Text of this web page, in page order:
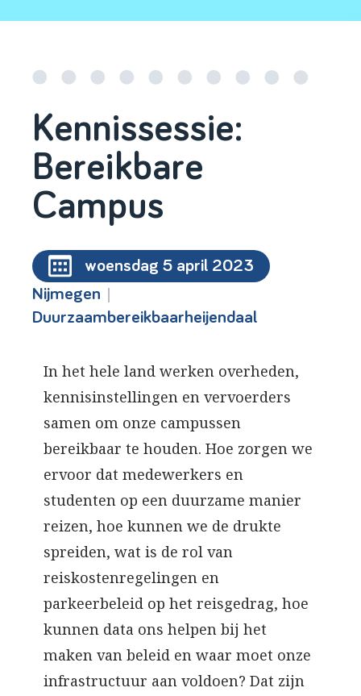
Kennissessie:
Bereikbare
Campus
woensdag 5 april 2023
Nijmegen |
Duurzaambereikbaarheijendaal
In het hele land werken overheden,
kennisinstellingen en vervoerders
samen om onze campussen
bereikbaar te houden. Hoe zorgen we
ervoor dat medewerkers en
studenten op een duurzame manier
reizen, hoe kunnen we de drukte
spreiden, wat is de rol van
reiskostenregelingen en
parkeerbeleid op het reisgedrag, hoe
kunnen data ons helpen bij het
maken van beleid en waar moet onze
infrastructuur aan voldoen? Dat zijn